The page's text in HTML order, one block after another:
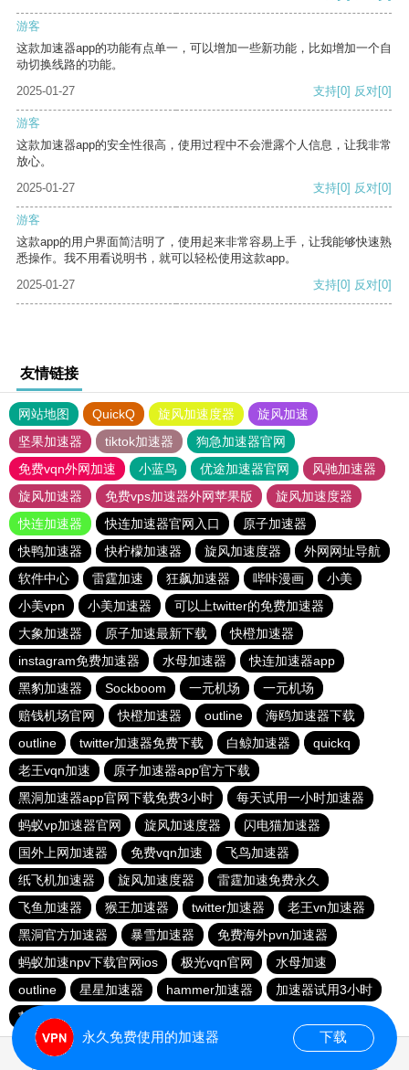
游客
这款加速器app的功能有点单一，可以增加一些新功能，比如增加一个自
动切换线路的功能。
2025-01-27
支持[0] 反对[0]
游客
这款加速器app的安全性很高，使用过程中不会泄露个人信息，让我非常
放心。
2025-01-27
支持[0] 反对[0]
游客
这款app的用户界面简洁明了，使用起来非常容易上手，让我能够快速熟
悉操作。我不用看说明书，就可以轻松使用这款app。
2025-01-27
支持[0] 反对[0]
友情链接
网站地图 QuickQ 旋风加速度器
旋风加速
坚果加速器
tiktok加速器
狗急加速器官网
免费vqn外网加速
小蓝鸟 优途加速器官网
风驰加速器
旋风加速器
免费vps加速器外网苹果版
旋风加速度器
快连加速器
快连加速器官网入口
原子加速器
快鸭加速器
快柠檬加速器 旋风加速度器
外网网址导航
软件中心
雷霆加速 狂飙加速器 哔咔漫画
小美
小美vpn
小美加速器
可以上twitter的免费加速器
大象加速器
原子加速最新下载
快橙加速器
instagram免费加速器
水母加速器
快连加速器app
黑豹加速器
Sockboom 一元机场
一元机场
赔钱机场官网
快橙加速器 outline
海鸥加速器下载
outline
twitter加速器免费下载 白鲸加速器
quickq
老王vqn加速
原子加速器app官方下载
黑洞加速器app官网下载免费3小时
每天试用一小时加速器
蚂蚁vp加速器官网
旋风加速度器
闪电猫加速器
国外上网加速器
免费vqn加速
飞鸟加速器
纸飞机加速器
旋风加速度器
雷霆加速免费永久
飞鱼加速器
猴王加速器 twitter加速器
老王vn加速器
黑洞官方加速器
暴雪加速器
免费海外pvn加速器
蚂蚁加速npv下载官网ios
极光vqn官网
水母加速
outline
星星加速器 hammer加速器
加速器试用3小时
苹果免费vqn加速
永久免费使用的加速器 下载